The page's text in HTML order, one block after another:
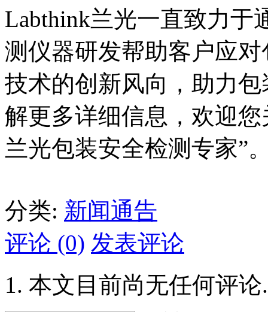
Labthink兰光一直致力于
测仪器研发帮助客户应
技术的创新风向，助力
解更多详细信息，欢迎
兰光包装安全检测专家”
分类: 新闻通告
评论 (0) 发表评论
本文目前尚无任何评论.